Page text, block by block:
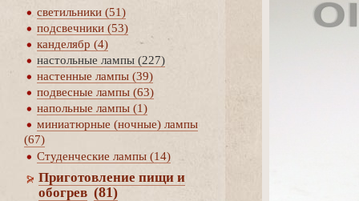
светильники (51)
подсвечники (53)
канделябр (4)
настольные лампы (227)
настенные лампы (39)
подвесные лампы (63)
напольные лампы (1)
миниатюрные (ночные) лампы
(67)
Студенческие лампы (14)
Приготовление пищи и
обогре (81)